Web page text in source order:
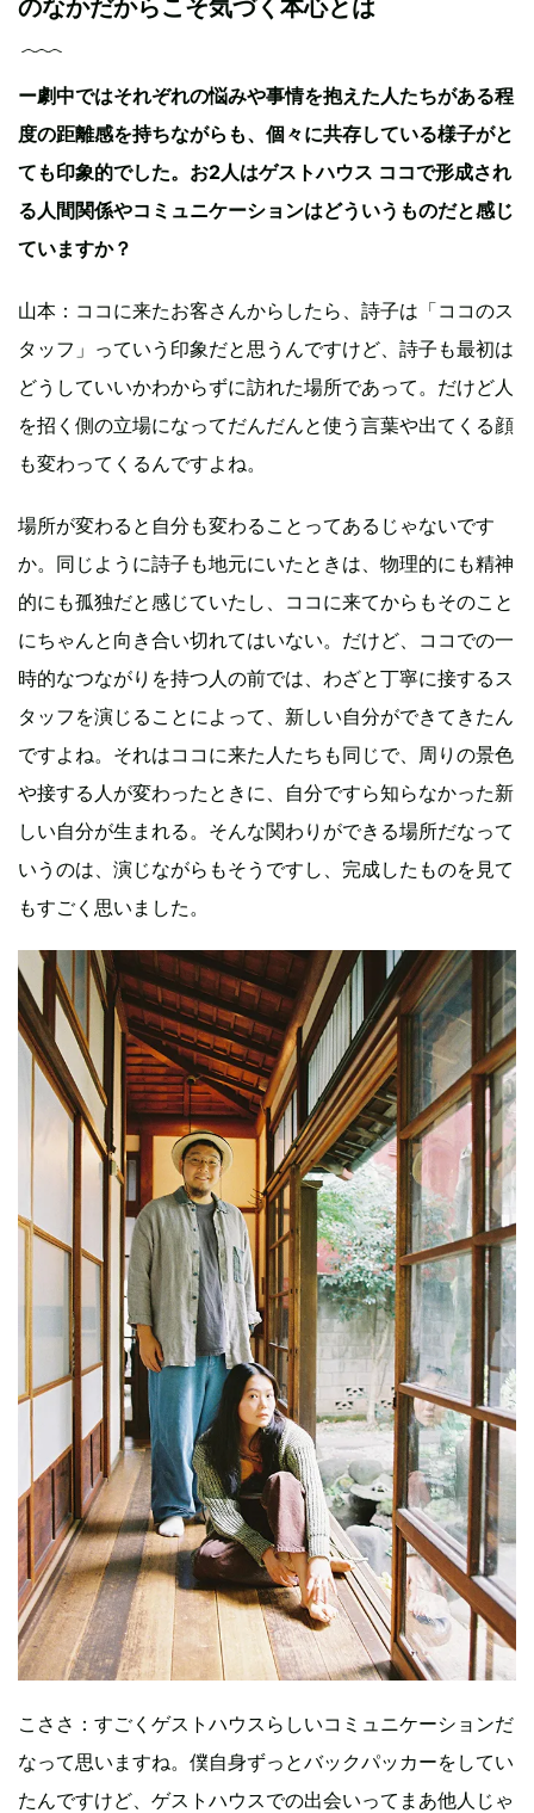
のなかだからこそ気づく本心とは
ー劇中ではそれぞれの悩みや事情を抱えた人たちがある程
度の距離感を持ちながらも、個々に共存している様子がと
ても印象的でした。お2人はゲストハウス ココで形成され
る人間関係やコミュニケーションはどういうものだと感じ
ていますか？
山本：ココに来たお客さんからしたら、詩子は「ココのス
タッフ」っていう印象だと思うんですけど、詩子も最初は
どうしていいかわからずに訪れた場所であって。だけど人
を招く側の立場になってだんだんと使う言葉や出てくる顔
も変わってくるんですよね。
場所が変わると自分も変わることってあるじゃないです
か。同じように詩子も地元にいたときは、物理的にも精神
的にも孤独だと感じていたし、ココに来てからもそのこと
にちゃんと向き合い切れてはいない。だけど、ココでの一
時的なつながりを持つ人の前では、わざと丁寧に接するス
タッフを演じることによって、新しい自分ができてきたん
ですよね。それはココに来た人たちも同じで、周りの景色
や接する人が変わったときに、自分ですら知らなかった新
しい自分が生まれる。そんな関わりができる場所だなって
いうのは、演じながらもそうですし、完成したものを見て
もすごく思いました。
こささ：すごくゲストハウスらしいコミュニケーションだ
なって思いますね。僕自身ずっとバックパッカーをしてい
たんですけど、ゲストハウスでの出会いってまあ他人じゃ